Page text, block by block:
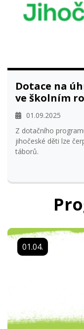
Dotace na
ve školním
01.09.2025
Z dotačního
jihočeské děti lze
táborů.
01.04.